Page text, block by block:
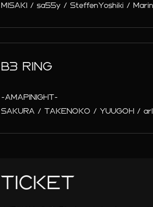
MISAKI / sa55y / SteffenYoshiki /
B3 RING
-AMAPINIGHT-
SAKURA / TAKENOKO / YUUGOH /
TICKET